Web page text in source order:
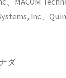
Inc、
ダ